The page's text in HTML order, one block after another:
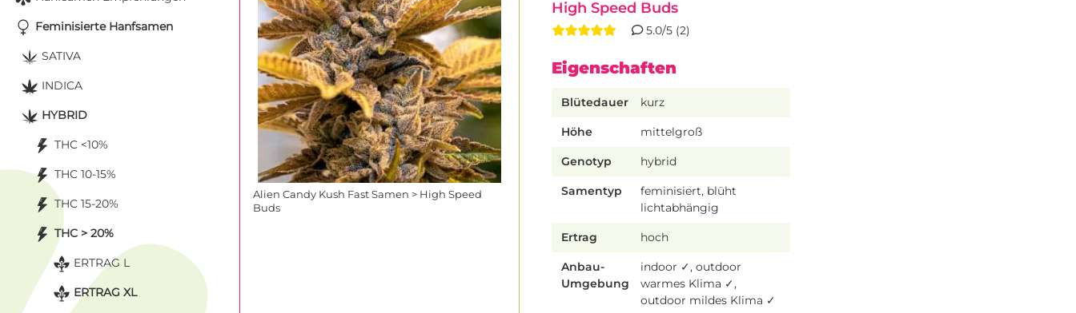
Alien Candy Kush Fast Samen > High Speed
Buds
High Speed Buds
5.0/5 (2)
Eigenschaften
Blütedauer kurz
Höhe mittelgroß
Genotyp hybrid
Samentyp
feminisiert, blüht
lichtabhängig
Ertrag hoch
Anbau-
Umgebung
indoor ✓, outdoor
warmes Klima ✓,
outdoor mildes Klima ✓
Feminisierte Hanfsamen
SATIVA
INDICA
HYBRID
THC <10%
THC 10-15%
THC 15-20%
THC > 20%
ERTRAG L
ERTRAG XL